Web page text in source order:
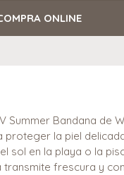
ONLINE
Summer Bandana de
proteger la piel
sol en la playa o la
transmite frescura y